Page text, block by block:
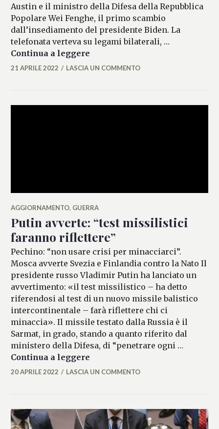
Austin e il ministro della Difesa della Repubblica
Popolare Wei Fenghe, il primo scambio
dall’insediamento del presidente Biden. La
telefonata verteva su legami bilaterali, …
Continua a leggere
FLAVIA
21 APRILE 2022 LASCIA UN COMMENTO
AGGIORNAMENTO, GUERRA
Putin avverte: “test missilistici
faranno riflettere”
Pechino: “non usare crisi per minacciarci”.
Mosca avverte Svezia e Finlandia contro la Nato Il
presidente russo Vladimir Putin ha lanciato un
avvertimento: «il test missilistico – ha detto
riferendosi al test di un nuovo missile balistico
intercontinentale – farà riflettere chi ci
minaccia». Il missile testato dalla Russia è il
Sarmat, in grado, stando a quanto riferito dal
ministero della Difesa, di “penetrare ogni …
Continua a leggere
MICAELA
20 APRILE 2022 LASCIA UN COMMENTO